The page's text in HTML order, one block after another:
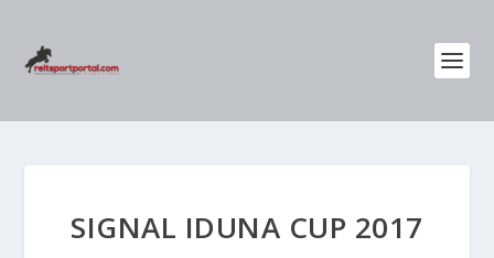
SIGNAL IDUNA CUP 2017